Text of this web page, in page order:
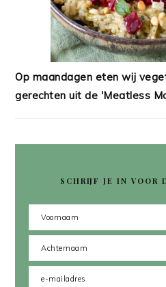
Op maandagen eten wij
gerechten uit de 'Meatless
SCHRIJF JE IN VOOR